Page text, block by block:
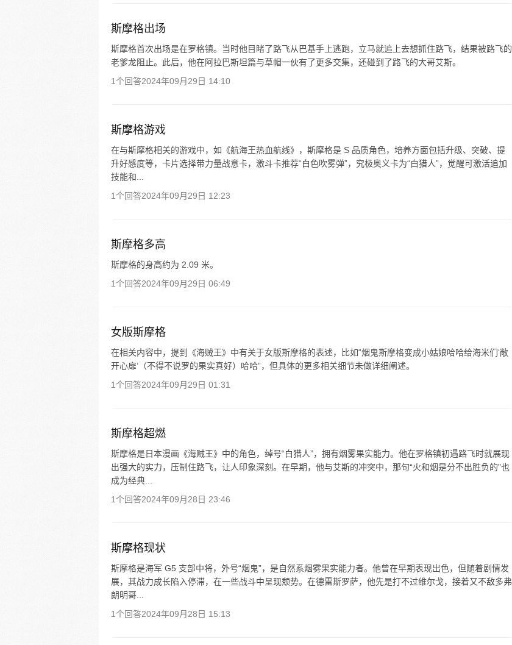
斯摩格出场
斯摩格首次出场是在罗格镇。当时他目睹了路飞从巴基手上逃跑，立马就追上去想抓住路飞，结果被路飞的
老爹龙阻止。此后，他在阿拉巴斯坦篇与草帽一伙有了更多交集，还碰到了路飞的大哥艾斯。
1个回答2024年09月29日 14:10
斯摩格游戏
在与斯摩格相关的游戏中，如《航海王热血航线》，斯摩格是 S 品质角色，培养方面包括升级、突破、提
升好感度等，卡片选择带力量战意卡，激斗卡推荐“白色吹雾弹”，究极奥义卡为“白猎人”，觉醒可激活追加
技能和...
1个回答2024年09月29日 12:23
斯摩格多高
斯摩格的身高约为 2.09 米。
1个回答2024年09月29日 06:49
女版斯摩格
在相关内容中，提到《海贼王》中有关于女版斯摩格的表述，比如“烟鬼斯摩格变成小姑娘哈哈给海米们‘敞
开心扉’（不得不说罗的果实真好）哈哈”，但具体的更多相关细节未做详细阐述。
1个回答2024年09月29日 01:31
斯摩格超燃
斯摩格是日本漫画《海贼王》中的角色，绰号“白猎人”，拥有烟雾果实能力。他在罗格镇初遇路飞时就展现
出强大的实力，压制住路飞，让人印象深刻。在早期，他与艾斯的冲突中，那句“火和烟是分不出胜负的”也
成为经典...
1个回答2024年09月28日 23:46
斯摩格现状
斯摩格是海军 G5 支部中将，外号“烟鬼”，是自然系烟雾果实能力者。他曾在早期表现出色，但随着剧情发
展，其战力成长陷入停滞，在一些战斗中呈现颓势。在德雷斯罗萨，他先是打不过维尔戈，接着又不敌多弗
朗明哥...
1个回答2024年09月28日 15:13